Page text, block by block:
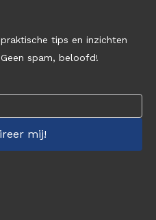
tips en inzichten
spam, beloofd!